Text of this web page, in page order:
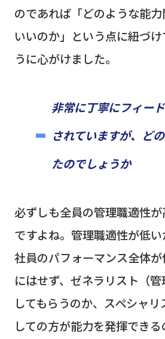
のであれば「どのような能
いいのか」という点に紐づ
うに心がけました。
非常に丁寧にフィー
されていますが、ど
たのでしょうか
必ずしも全員の管理職適性
ですよね。管理職適性が低
社員のパフォーマンス全体
にはせず、ゼネラリスト（
してもらうのか、スペシャ
しての方が能力を発揮でき